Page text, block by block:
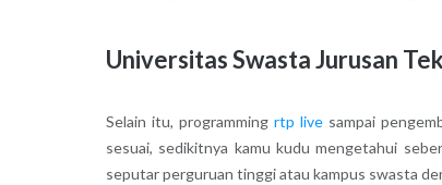
Universitas Swasta Jurusan
Selain itu, programming rtp livesampai
sesuai, sedikitnya kamu kudu mengetahui
seputar perguruan tinggi atau kampus swasta